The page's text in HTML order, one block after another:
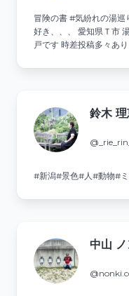
冒険の書 #気紛れの湯
好き、、、 愛知県Ｔ市
戸です 時差投稿多々あ
巡り #気紛れが食す #気
鈴木
#新潟#景色#人#動物#
中山